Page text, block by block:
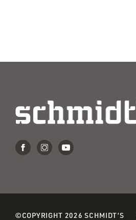
©COPYRIGHT 2026 SCHMIDT’S